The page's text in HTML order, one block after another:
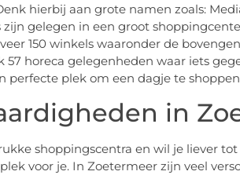
hierbij aan grote namen zoals:
zijn gelegen in een groot
150 winkels waaronder de
57 horeca gelegenheden waar iets
perfecte plek om een dagje te
in
shoppingscentra en wil je liever
voor je. In Zoetermeer zijn veel